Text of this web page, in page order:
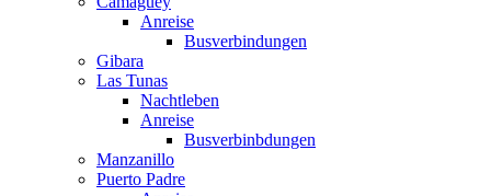
Anreise
Busverbindungen
Gibara
Las Tunas
Nachtleben
Anreise
Busverbinbdungen
Manzanillo
Puerto Padre